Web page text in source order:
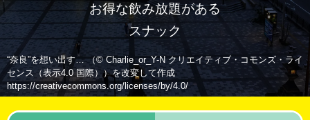
お得な飲み放題がある
スナック
“奈良”を想い出す… （© Charlie_or_Y-N クリエイティブ・コモンズ・ライ
センス（表示4.0 国際））を改変して作成
https://creativecommons.org/licenses/by/4.0/